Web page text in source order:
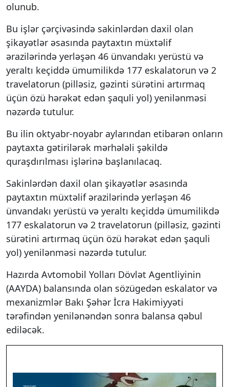
olunub.
Bu işlər çərçivəsində sakinlərdən daxil olan
şikayətlər əsasında paytaxtın müxtəlif
ərazilərində yerləşən 46 ünvandakı yerüstü və
yeraltı keçiddə ümumilikdə 177 eskalatorun və 2
travelatorun (pilləsiz, gəzinti sürətini artırmaq
üçün özü hərəkət edən şaquli yol) yenilənməsi
nəzərdə tutulur.
Bu ilin oktyabr-noyabr aylarından etibarən onların
paytaxta gətirilərək mərhələli şəkildə
quraşdırılması işlərinə başlanılacaq.
Sakinlərdən daxil olan şikayətlər əsasında
paytaxtın müxtəlif ərazilərində yerləşən 46
ünvandakı yerüstü və yeraltı keçiddə ümumilikdə
177 eskalatorun və 2 travelatorun (pilləsiz, gəzinti
sürətini artırmaq üçün özü hərəkət edən şaquli
yol) yenilənməsi nəzərdə tutulur.
Hazırda Avtomobil Yolları Dövlət Agentliyinin
(AAYDA) balansında olan sözügedən eskalator və
mexanizmlər Bakı Şəhər İcra Hakimiyyəti
tərəfindən yenilənəndən sonra balansa qəbul
ediləcək.